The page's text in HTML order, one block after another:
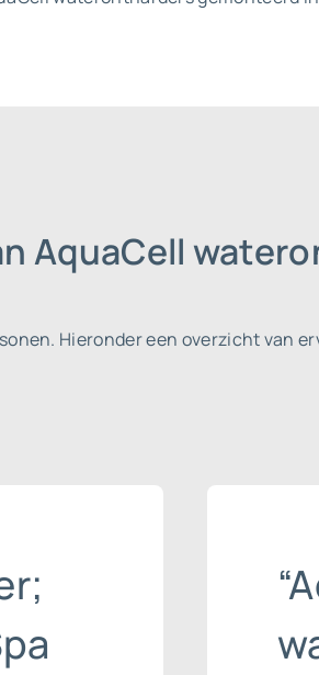
AquaCell
Hieronder een overzicht van